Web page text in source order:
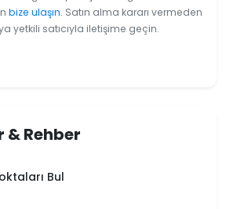
bize ulaşın. Satın alma kararı vermeden
yetkili satıcıyla iletişime geçin.
& Rehber
Bul